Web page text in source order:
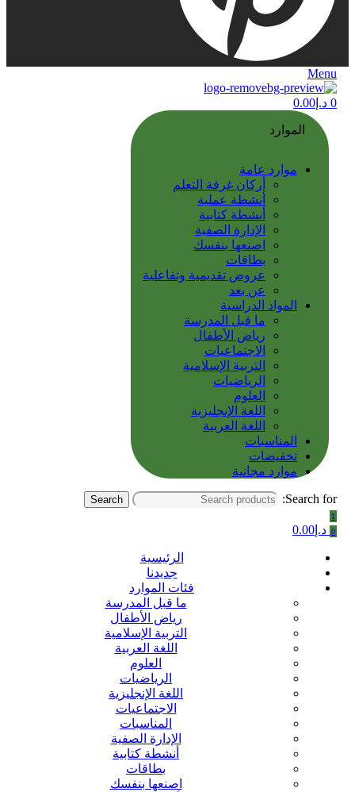
Menu
0 د.إ 0.00
الموارد
موارد عامة
أركان غرفة التعلم
أنشطة عملية
أنشطة كتابية
الإدارة الصفية
اصنعها بنفسك
بطاقات
عروض تقديمية وتفاعلية
عن بعد
المواد الدراسية
ما قبل المدرسة
رياض الأطفال
الاجتماعيات
التربية الإسلامية
الرياضيات
العلوم
اللغة الإنجليزية
اللغة العربية
المناسبات
تخفيضات
موارد مجانية
Search for:
Search
1
0 د.إ 0.00
الرئيسية
جديدنا
فئات الموارد
ما قبل المدرسة
رياض الأطفال
التربية الإسلامية
اللغة العربية
العلوم
الرياضيات
اللغة الإنجليزية
الاجتماعيات
المناسبات
الإدارة الصفية
أنشطة كتابية
بطاقات
اصنعها بنفسك